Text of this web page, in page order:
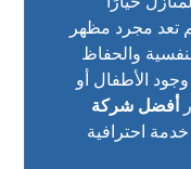
تعد مجرد مظهر
والحفاظ
الأطفال أو
أفضل شركة
خدمة احترافية